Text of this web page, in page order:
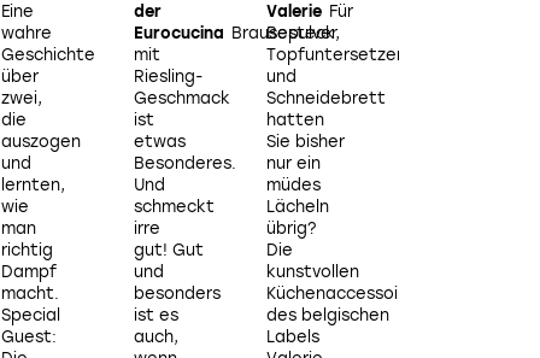
Eine
wahre
Geschichte
über
zwei,
die
auszogen
und
lernten,
wie
man
richtig
Dampf
macht.
Special
Guest:
der
Eurocucina Brausepulver
mit
Riesling-
Geschmack
ist
etwas
Besonderes.
Und
schmeckt
irre
gut! Gut
und
besonders
ist es
auch,
Valerie Für
Besteck,
Topfuntersetzer
und
Schneidebrett
hatten
Sie bisher
nur ein
müdes
Lächeln
übrig?
Die
kunstvollen
Küchenaccessoires
des belgischen
Labels